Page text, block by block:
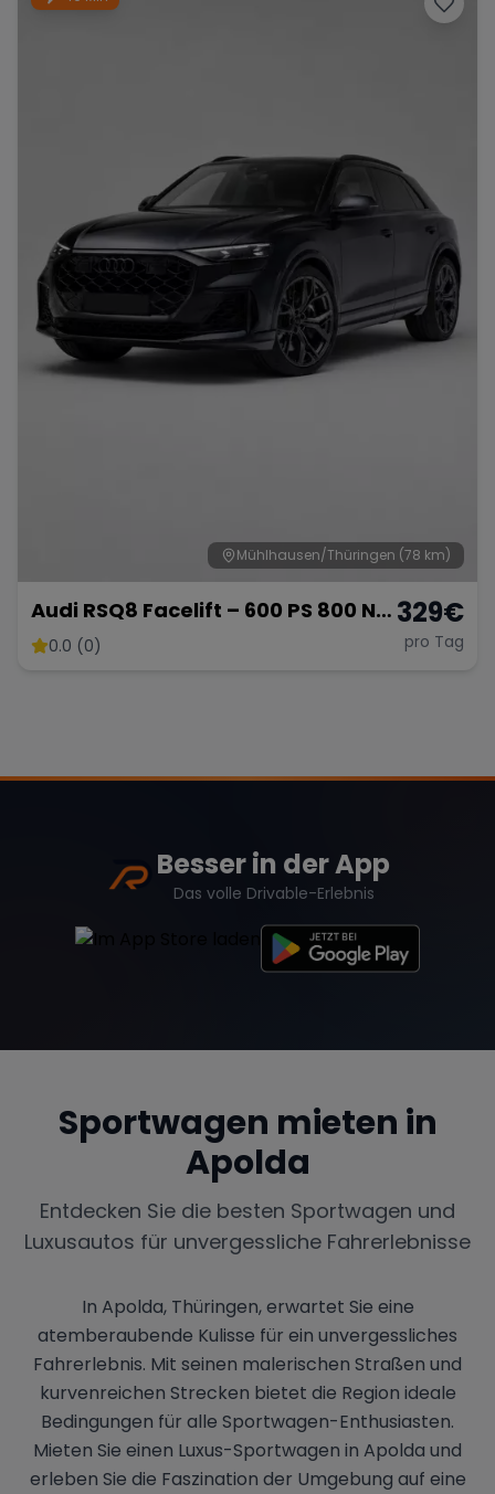
Mühlhausen/Thüringen (78 km)
Audi RSQ8 Facelift – 600 PS 800 NM
- SUV
0.0 (0)
329€
pro Tag
Besser in der App
Das volle Drivable-Erlebnis
Sportwagen mieten in
Apolda
Entdecken Sie die besten Sportwagen und
Luxusautos für unvergessliche Fahrerlebnisse
In Apolda, Thüringen, erwartet Sie eine
atemberaubende Kulisse für ein unvergessliches
Fahrerlebnis. Mit seinen malerischen Straßen und
kurvenreichen Strecken bietet die Region ideale
Bedingungen für alle Sportwagen-Enthusiasten.
Mieten Sie einen Luxus-Sportwagen in Apolda und
erleben Sie die Faszination der Umgebung auf eine